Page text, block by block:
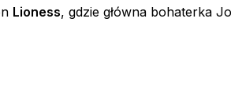
Lioness, gdzie główna bohaterka